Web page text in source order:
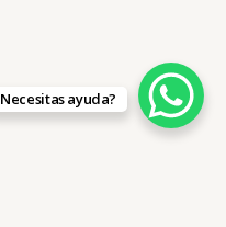
Necesitas ayuda?